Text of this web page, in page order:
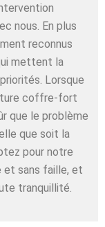
nous. En plus
reconnus
mettent la
Lorsque
coffre-fort
que le problème
que soit la
pour notre
et sans faille, et
tranquillité.